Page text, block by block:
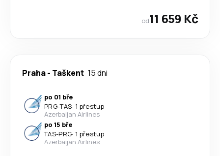
od11 659 Kč
Praha- Taškent 15 dni
po 01 bře
PRG-TAS· 1 přestup
Azerbaijan Airlines
po 15 bře
TAS-PRG· 1 přestup
Azerbaijan Airlines